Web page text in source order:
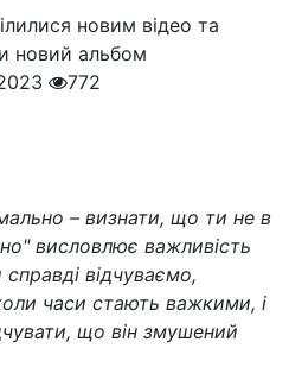
772
– визнати, що ти не в
висловлює важливість
відчуваємо,
часи стають важкими, і
що він змушений